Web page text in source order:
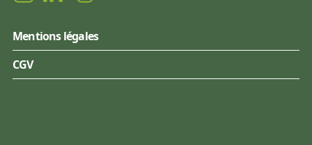
Mentions légales
CGV